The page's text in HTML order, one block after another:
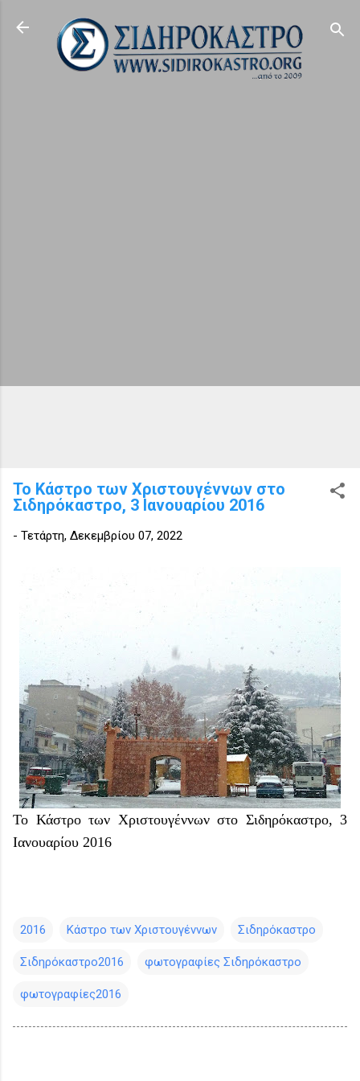
Μετάβαση στο κύριο περιεχόμενο
Το Κάστρο των Χριστουγέννων στο
Σιδηρόκαστρο, 3 Ιανουαρίου 2016
- Τετάρτη, Δεκεμβρίου 07, 2022
Το Κάστρο των Χριστουγέννων στο Σιδηρόκαστρο, 3
Ιανουαρίου 2016
2016 Κάστρο των Χριστουγέννων Σιδηρόκαστρο
Σιδηρόκαστρο2016 φωτογραφίες Σιδηρόκαστρο
φωτογραφίες2016